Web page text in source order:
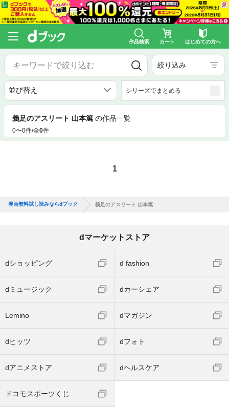
作品検索 カート はじめての方へ
絞り込み
シリーズでまとめる
義足のアスリート 山本篤 の作品一覧
0〜0件/全0件
1
漫画無料試し読みならdブック 義足のアスリート 山本篤
dマーケットストア
dショッピング d fashion
dミュージック dカーシェア
Lemino dマガジン
dヒッツ dフォト
dアニメストア dヘルスケア
ドコモスポーツくじ